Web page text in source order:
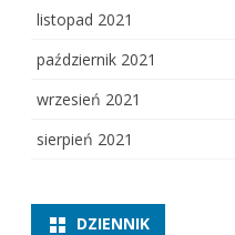
listopad 2021
październik 2021
wrzesień 2021
sierpień 2021
DZIENNIK